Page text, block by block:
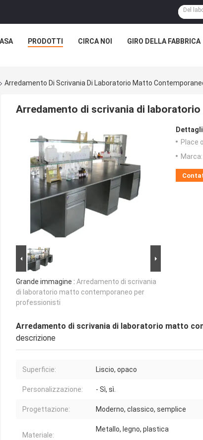
PRODOTTI CIRCA NOI GIRO DELLA FABBRICA
Arredamento Di Scrivania Di Laboratorio Matto
Arredamento di scrivania di
Grande immagine : Arredamento di scrivania
di laboratorio matto contemporaneo per
professionisti
Place
Marca:
Arredamento di scrivania di laboratorio matto
descrizione
Superficie: Liscio, opaco
Personalizzazione: - Sì, sì.
Progettazione: Moderno, classico, semplice
Materiale:
Metallo, legno, plastica